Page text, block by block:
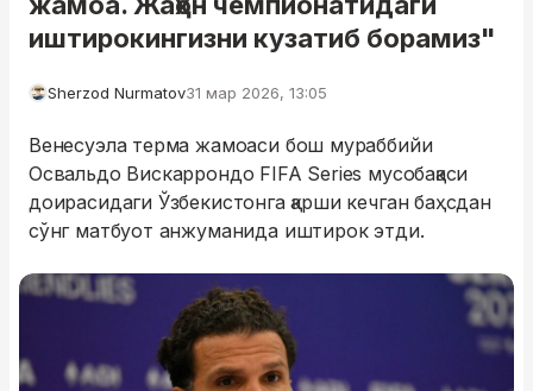
иштирокингизни кузатиб борамиз"
Sherzod Nurmatov31 мар 2026, 13:05
Венесуэла терма жамоаси бош мураббийи
Освальдо Вискаррондо FIFA Series мусобақаси
доирасидаги Ўзбекистонга қарши кечган баҳсдан
сўнг матбуот анжуманида иштирок этди.